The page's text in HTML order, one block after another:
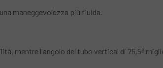
maneggevolezza più fluida.
mentre l'angolo del tubo vertical di 75,5º